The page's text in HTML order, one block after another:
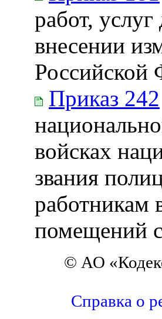
работ,
внесении
Российской
Приказ 242
войсках
звания
работникам
помещений
© АО
Справка о